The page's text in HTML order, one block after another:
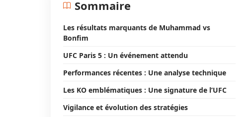
Sommaire
Les résultats marquants de Muhammad vs
Bonfim
UFC Paris 5 : Un événement attendu
Performances récentes : Une analyse technique
Les KO emblématiques : Une signature de l’UFC
Vigilance et évolution des stratégies